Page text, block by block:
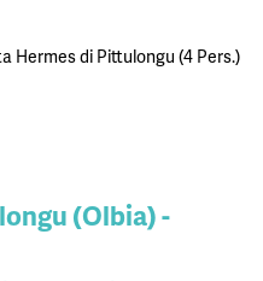
Hermes di Pittulongu (4 Pers.)
(Olbia) -